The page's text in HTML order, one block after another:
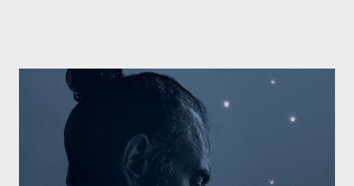
La canzone racconta la difficoltà di creare, e perfino di esistere,
sotto il peso della realtà. Ma lo fa cercando una via d’uscita, una
forma di assoluzione, nel vivere e nel suonare, nel trovare respiro
anche quando l’aria sembra farsi più densa. Il brano è anche una
dichiarazione d’intenti: Cico Messina apre il suo nuovo percorso